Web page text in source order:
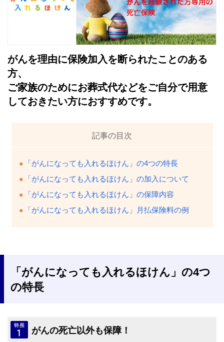
がんを理由に保険加入を断られたことのある
方、
ご家族のためにお葬式代などをご自分で用意
しておきたい方におすすめです。
記事の目次
「がんになっても入れるほけん」の4つの特長
「がんになっても入れるほけん」の加入について
「がんになっても入れるほけん」の保障内容
「がんになっても入れるほけん」月払保険料の例
「がんになっても入れるほけん」の4つ
の特長
がんの死亡以外も保障！